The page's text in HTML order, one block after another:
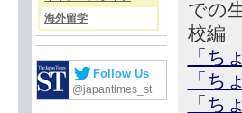
海外留学
Follow Us
@japantimes_st
での
校編
「ち
「ち
「ち